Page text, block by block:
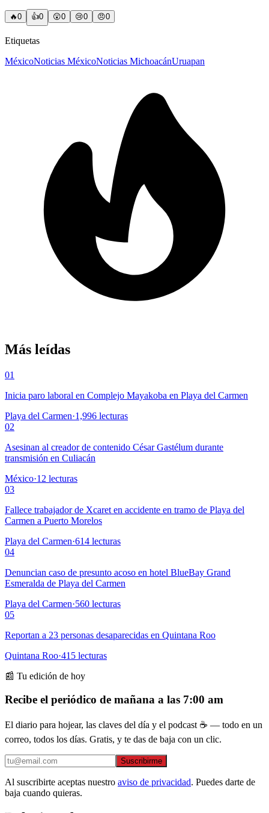
🔥0 👍0 😲0 😢0 😠0
Etiquetas
MéxicoNoticias MéxicoNoticias MichoacánUruapan
Más leídas
01
Inicia paro laboral en Complejo Mayakoba en Playa del Carmen
Playa del Carmen·1,996 lecturas
02
Asesinan al creador de contenido César Gastélum durante
transmisión en Culiacán
México·12 lecturas
03
Fallece trabajador de Xcaret en accidente en tramo de Playa del
Carmen a Puerto Morelos
Playa del Carmen·614 lecturas
04
Denuncian caso de presunto acoso en hotel BlueBay Grand
Esmeralda de Playa del Carmen
Playa del Carmen·560 lecturas
05
Reportan a 23 personas desaparecidas en Quintana Roo
Quintana Roo·415 lecturas
📰 Tu edición de hoy
Recibe el periódico de mañana a las 7:00 am
El diario para hojear, las claves del día y el podcast ☕ — todo en un
correo, todos los días. Gratis, y te das de baja con un clic.
Suscribirme
Al suscribirte aceptas nuestro aviso de privacidad. Puedes darte de
baja cuando quieras.